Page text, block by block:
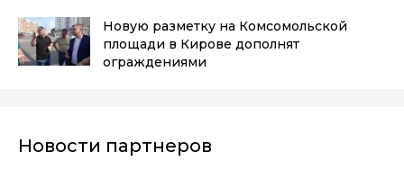
Новую разметку на Комсомольской
площади в Кирове дополнят
ограждениями
Новости партнеров